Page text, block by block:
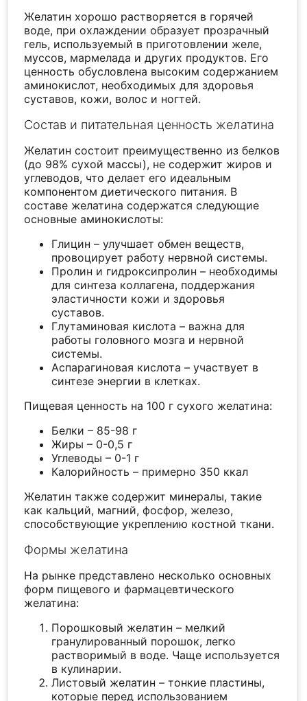
Желатин хорошо растворяется в горячей
воде, при охлаждении образует прозрачный
гель, используемый в приготовлении желе,
муссов, мармелада и других продуктов. Его
ценность обусловлена высоким содержанием
аминокислот, необходимых для здоровья
суставов, кожи, волос и ногтей.
Состав и питательная ценность желатина
Желатин состоит преимущественно из белков
(до 98% сухой массы), не содержит жиров и
углеводов, что делает его идеальным
компонентом диетического питания. В
составе желатина содержатся следующие
основные аминокислоты:
Глицин – улучшает обмен веществ,
провоцирует работу нервной системы.
Пролин и гидроксипролин – необходимы
для синтеза коллагена, поддержания
эластичности кожи и здоровья
суставов.
Глутаминовая кислота – важна для
работы головного мозга и нервной
системы.
Аспарагиновая кислота – участвует в
синтезе энергии в клетках.
Пищевая ценность на 100 г сухого желатина:
Белки – 85-98 г
Жиры – 0-0,5 г
Углеводы – 0-1 г
Калорийность – примерно 350 ккал
Желатин также содержит минералы, такие
как кальций, магний, фосфор, железо,
способствующие укреплению костной ткани.
Формы желатина
На рынке представлено несколько основных
форм пищевого и фармацевтического
желатина:
Порошковый желатин – мелкий
гранулированный порошок, легко
растворимый в воде. Чаще используется
в кулинарии.
Листовый желатин – тонкие пластины,
которые перед использованием